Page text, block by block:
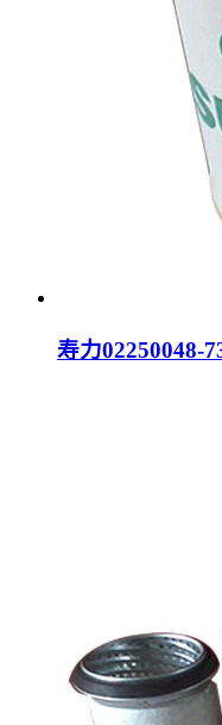
寿力02250048-